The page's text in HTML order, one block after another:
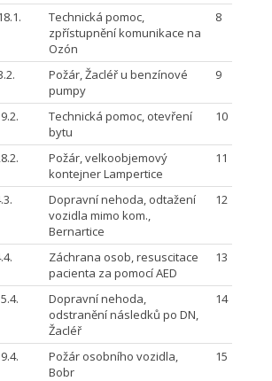
Technická pomoc,
zpřístupnění komunikace na
Ozón
8
Požár, Žacléř u benzínové
pumpy
9
Technická pomoc, otevření
bytu
10
Požár, velkoobjemový
kontejner Lampertice
11
Dopravní nehoda, odtažení
vozidla mimo kom.,
Bernartice
12
Záchrana osob, resuscitace
pacienta za pomocí AED
13
Dopravní nehoda,
odstranění následků po DN,
Žacléř
14
Požár osobního vozidla,
Bobr
15